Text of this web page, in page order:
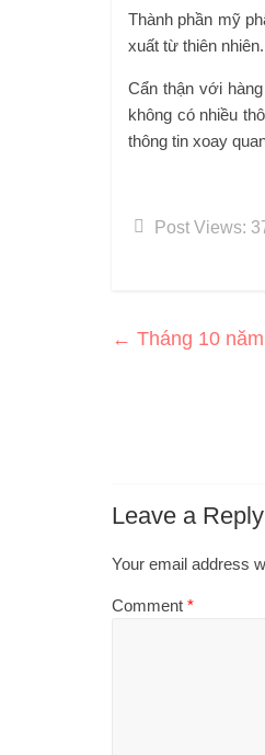
Thành phần mỹ
xuất từ ​​thiên nhiên.
Cẩn thận với
không có nhiều
thông tin xoay
Post Views:
← Tháng 10
Leave a Reply
Your email address
Comment *